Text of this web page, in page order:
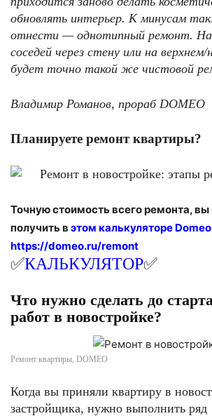
обновлять интерьер. К минусам
отнести — однотипный ремонт.
соседей через стену или на
будет точно такой же чистовой
Владимир Романов, прораб DOMEO
Планируете ремонт квартиры?
Точную стоимость всего ремонта,
получить в этом калькуляторе Domeo
https://domeo.ru/remont
✅КАЛЬКУЛЯТОР✅
Что нужно сделать до
работ в новостройке?
Ремонт квартиры, DOMEO
Когда вы приняли квартиру в
застройщика, нужно выполнить ряд